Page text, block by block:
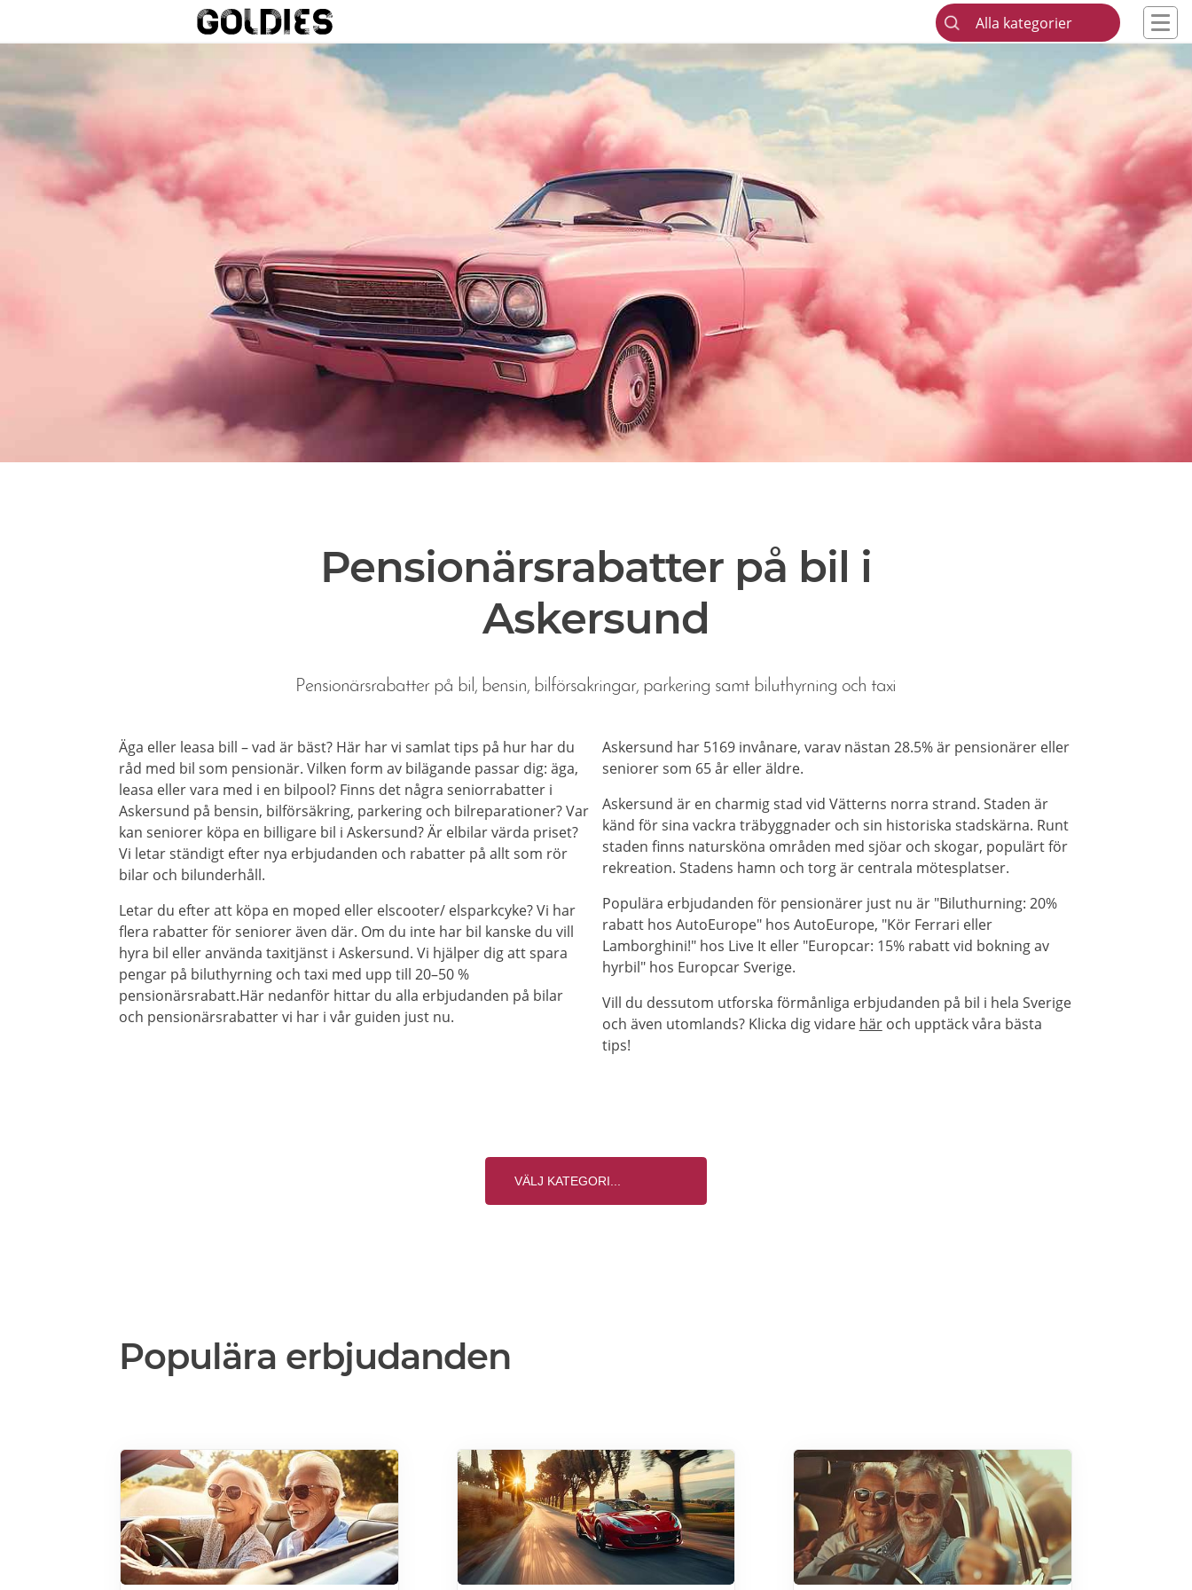
Alla kategorier
Pensionärsrabatter på bil i
Askersund
Pensionärsrabatter på bil, bensin, bilförsakringar, parkering samt biluthyrning och taxi
Äga eller leasa bill – vad är bäst? Här har vi samlat tips på hur har du
råd med bil som pensionär. Vilken form av bilägande passar dig: äga,
leasa eller vara med i en bilpool? Finns det några seniorrabatter i
Askersund på bensin, bilförsäkring, parkering och bilreparationer? Var
kan seniorer köpa en billigare bil i Askersund? Är elbilar värda priset?
Vi letar ständigt efter nya erbjudanden och rabatter på allt som rör
bilar och bilunderhåll.
Letar du efter att köpa en moped eller elscooter/ elsparkcyke? Vi har
flera rabatter för seniorer även där. Om du inte har bil kanske du vill
hyra bil eller använda taxitjänst i Askersund. Vi hjälper dig att spara
pengar på biluthyrning och taxi med upp till 20–50 %
pensionärsrabatt.Här nedanför hittar du alla erbjudanden på bilar
och pensionärsrabatter vi har i vår guiden just nu.
Askersund har 5169 invånare, varav nästan 28.5% är pensionärer eller
seniorer som 65 år eller äldre.
Askersund är en charmig stad vid Vätterns norra strand. Staden är
känd för sina vackra träbyggnader och sin historiska stadskärna. Runt
staden finns natursköna områden med sjöar och skogar, populärt för
rekreation. Stadens hamn och torg är centrala mötesplatser.
Populära erbjudanden för pensionärer just nu är "Biluthurning: 20%
rabatt hos AutoEurope" hos AutoEurope, "Kör Ferrari eller
Lamborghini!" hos Live It eller "Europcar: 15% rabatt vid bokning av
hyrbil" hos Europcar Sverige.
Vill du dessutom utforska förmånliga erbjudanden på bil i hela Sverige
och även utomlands? Klicka dig vidare häroch upptäck våra bästa
tips!
Populära erbjudanden